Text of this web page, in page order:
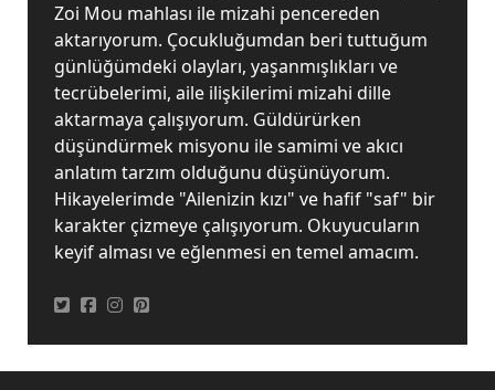
Zoi Mou mahlası ile mizahi pencereden
aktarıyorum. Çocukluğumdan beri tuttuğum
günlüğümdeki olayları, yaşanmışlıkları ve
tecrübelerimi, aile ilişkilerimi mizahi dille
aktarmaya çalışıyorum. Güldürürken
düşündürmek misyonu ile samimi ve akıcı
anlatım tarzım olduğunu düşünüyorum.
Hikayelerimde "Ailenizin kızı" ve hafif "saf" bir
karakter çizmeye çalışıyorum. Okuyucuların
keyif alması ve eğlenmesi en temel amacım.